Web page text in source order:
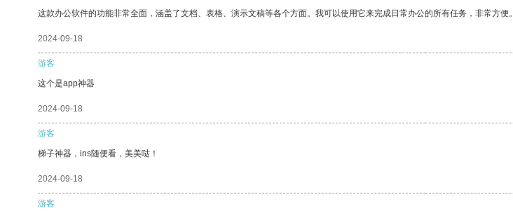
这款办公软件的功能非常全面，涵盖了文档、表格、演示文稿等各个方面。我可以使用它来完成日常办公的所有任务，非常方便。
2024-09-18
游客
这个是app神器
2024-09-18
游客
梯子神器，ins随便看，美美哒！
2024-09-18
游客